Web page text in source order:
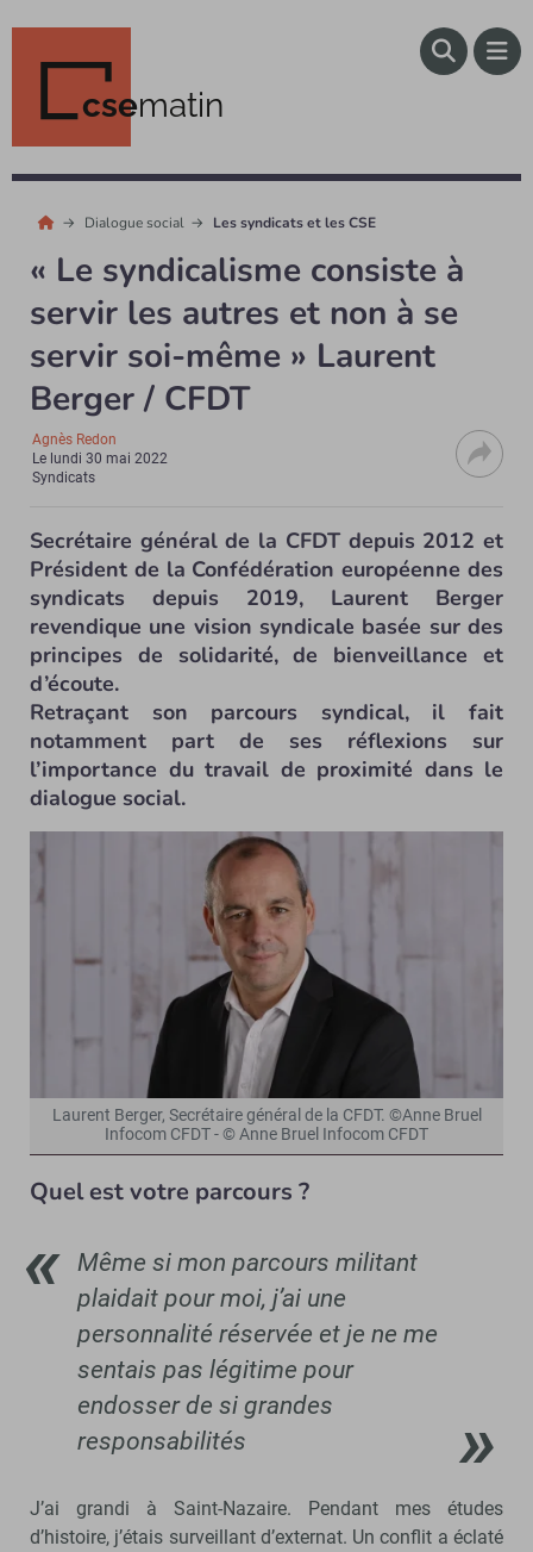
csematin
Dialogue social Les syndicats et les CSE
« Le syndicalisme consiste à
servir les autres et non à se
servir soi-même » Laurent
Berger / CFDT
Agnès Redon
Le lundi 30 mai 2022
Syndicats
Secrétaire général de la CFDT depuis 2012 et
Président de la Confédération européenne des
syndicats depuis 2019, Laurent Berger
revendique une vision syndicale basée sur des
principes de solidarité, de bienveillance et
d’écoute.
Retraçant son parcours syndical, il fait
notamment part de ses réflexions sur
l’importance du travail de proximité dans le
dialogue social.
Laurent Berger, Secrétaire général de la CFDT. ©Anne Bruel
Infocom CFDT - © Anne Bruel Infocom CFDT
Quel est votre parcours ?
Même si mon parcours militant
plaidait pour moi, j’ai une
personnalité réservée et je ne me
sentais pas légitime pour
endosser de si grandes
responsabilités
J’ai grandi à Saint-Nazaire. Pendant mes études
d’histoire, j’étais surveillant d’externat. Un conflit a éclaté